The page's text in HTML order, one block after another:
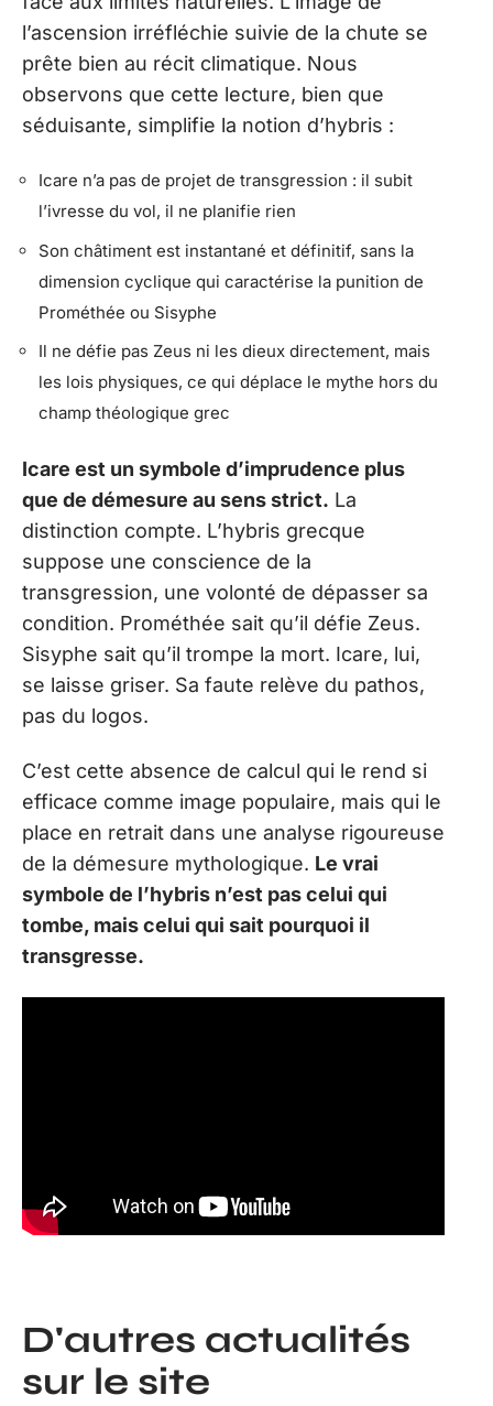
l’ascension irréfléchie suivie de la chute se
prête bien au récit climatique. Nous
observons que cette lecture, bien que
séduisante, simplifie la notion d’hybris :
Icare n’a pas de projet de transgression : il subit
l’ivresse du vol, il ne planifie rien
Son châtiment est instantané et définitif, sans la
dimension cyclique qui caractérise la punition de
Prométhée ou Sisyphe
Il ne défie pas Zeus ni les dieux directement, mais
les lois physiques, ce qui déplace le mythe hors du
champ théologique grec
Icare est un symbole d’imprudence plus
que de démesure au sens strict. La
distinction compte. L’hybris grecque
suppose une conscience de la
transgression, une volonté de dépasser sa
condition. Prométhée sait qu’il défie Zeus.
Sisyphe sait qu’il trompe la mort. Icare, lui,
se laisse griser. Sa faute relève du pathos,
pas du logos.
C’est cette absence de calcul qui le rend si
efficace comme image populaire, mais qui le
place en retrait dans une analyse rigoureuse
de la démesure mythologique. Le vrai
symbole de l’hybris n’est pas celui qui
tombe, mais celui qui sait pourquoi il
transgresse.
D'autres actualités
sur le site